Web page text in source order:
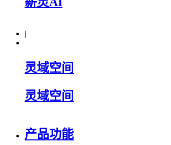
|
灵域空间
灵域空间
产品功能